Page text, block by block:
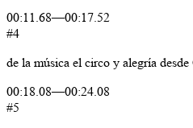
00:11.68—00:17.52
#4
de la música el circo y alegría desde
00:18.08—00:24.08
#5